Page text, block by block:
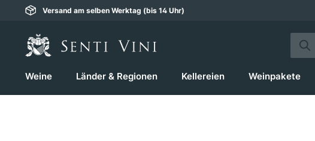
Zur Hauptnavigation springen
Versand am selben Werktag (bis 14 Uhr)
Weine Länder & Regionen Kellereien Weinpakete